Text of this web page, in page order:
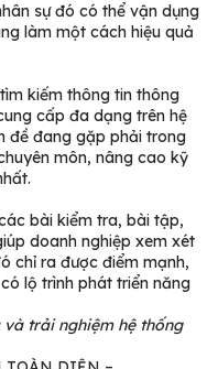
sự đó có thể vận dụng
làm một cách hiệu quả
kiếm thông tin thông
cấp đa dạng trên hệ
đề đang gặp phải trong
môn, nâng cao kỹ
bài kiểm tra, bài tập,
doanh nghiệp xem xét
chỉ ra được điểm mạnh,
lộ trình phát triển năng
trải nghiệm hệ thống